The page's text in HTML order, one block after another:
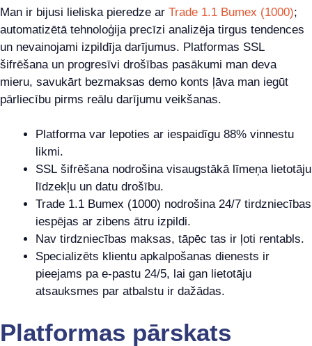
Man ir bijusi lieliska pieredze ar Trade 1.1 Bumex (1000);
automatizētā tehnoloģija precīzi analizēja tirgus tendences
un nevainojami izpildīja darījumus. Platformas SSL
šifrēšana un progresīvi drošības pasākumi man deva
mieru, savukārt bezmaksas demo konts ļāva man iegūt
pārliecību pirms reālu darījumu veikšanas.
Platforma var lepoties ar iespaidīgu 88% vinnestu
likmi.
SSL šifrēšana nodrošina visaugstākā līmeņa lietotāju
līdzekļu un datu drošību.
Trade 1.1 Bumex (1000) nodrošina 24/7 tirdzniecības
iespējas ar zibens ātru izpildi.
Nav tirdzniecības maksas, tāpēc tas ir ļoti rentabls.
Specializēts klientu apkalpošanas dienests ir
pieejams pa e-pastu 24/5, lai gan lietotāju
atsauksmes par atbalstu ir dažādas.
Platformas pārskats